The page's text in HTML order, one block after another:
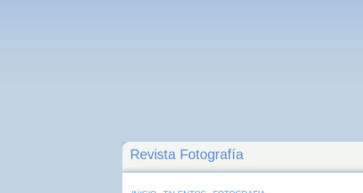
Revista Fotografía